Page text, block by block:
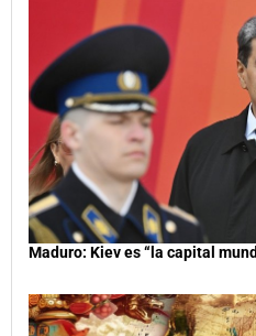
Maduro: Kiev es “la capital